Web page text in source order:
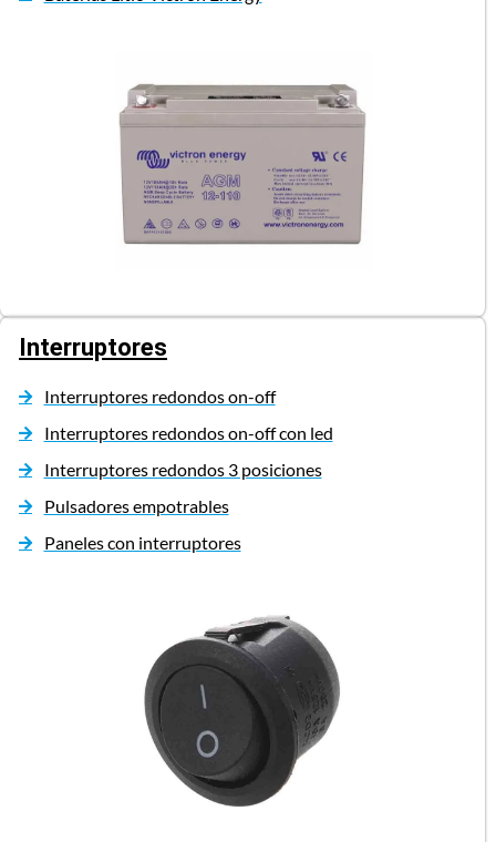
Interruptores
Interruptores redondos on-off
Interruptores redondos on-off con led
Interruptores redondos 3 posiciones
Pulsadores empotrables
Paneles con interruptores